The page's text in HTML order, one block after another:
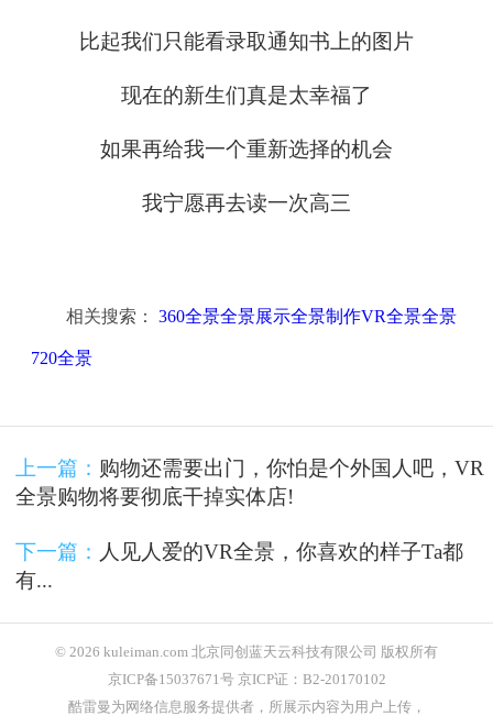
比起我们只能看录取通知书上的图片
现在的新生们真是太幸福了
如果再给我一个重新选择的机会
我宁愿再去读一次高三
相关搜索： 360全景全景展示全景制作VR全景全景
720全景
上一篇： 购物还需要出门，你怕是个外国人吧，VR
全景购物将要彻底干掉实体店!
下一篇： 人见人爱的VR全景，你喜欢的样子Ta都
有...
© 2026 kuleiman.com 北京同创蓝天云科技有限公司 版权所有
京ICP备15037671号 京ICP证：B2-20170102
酷雷曼为网络信息服务提供者，所展示内容为用户上传，